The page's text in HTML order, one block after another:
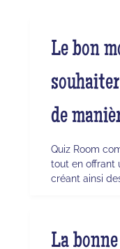
Le bon
de
Quiz Room
tout en offrant
créant ainsi
La